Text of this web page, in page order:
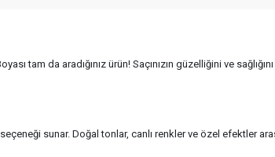
tam da aradığınız ürün! Saçınızın güzelliğini ve
sunar. Doğal tonlar, canlı renkler ve özel efektler